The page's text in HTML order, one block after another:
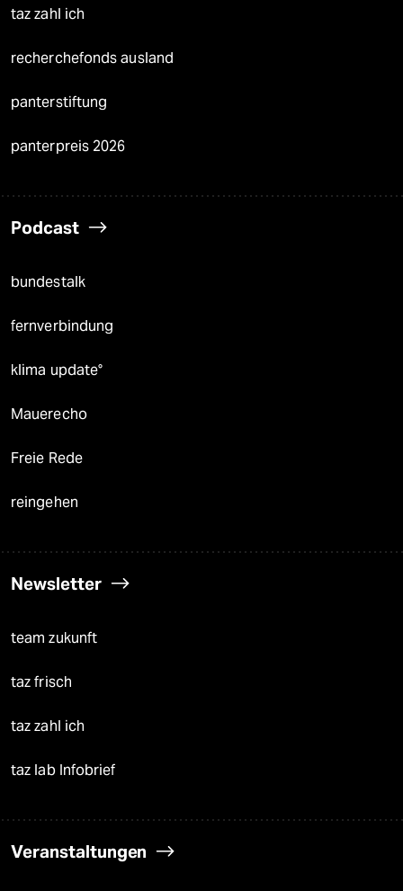
taz zahl ich
recherchefonds ausland
panterstiftung
panterpreis 2026
Podcast
bundestalk
fernverbindung
klima update°
Mauerecho
Freie Rede
reingehen
Newsletter
team zukunft
taz frisch
taz zahl ich
taz lab Infobrief
Veranstaltungen